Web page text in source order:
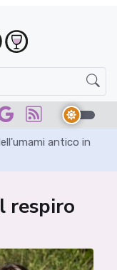
antico in
respiro